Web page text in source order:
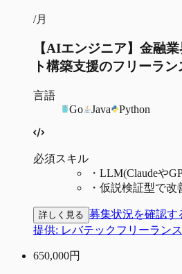
/月
【AIエンジニア】金融
ト構築支援のフリーラ
言語
Go
Java Python
必須スキル
・ LLM(Claudeや
・ 仮説検証型で改
詳しく見る 募集状況を確認す
提供: レバテックフリーランス
650,000円